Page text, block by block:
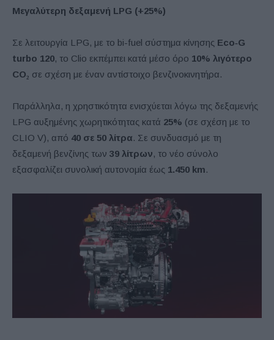
Μεγαλύτερη δεξαμενή LPG (+25%)
Σε λειτουργία LPG, με το bi-fuel σύστημα κίνησης Eco‑G
turbo 120, το Clio εκπέμπει κατά μέσο όρο 10% λιγότερο
CO₂ σε σχέση με έναν αντίστοιχο βενζινοκινητήρα.
Παράλληλα, η χρηστικότητα ενισχύεται λόγω της δεξαμενής
LPG αυξημένης χωρητικότητας κατά 25% (σε σχέση με το
CLIO V), από 40 σε 50 λίτρα. Σε συνδυασμό με τη
δεξαμενή βενζίνης των 39 λίτρων, το νέο σύνολο
εξασφαλίζει συνολική αυτονομία έως 1.450 km.